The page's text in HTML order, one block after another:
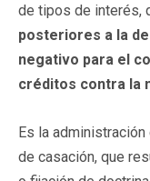
de tipos de interés,
posteriores a la
negativo para el
créditos contra la
Es la
de casación, que